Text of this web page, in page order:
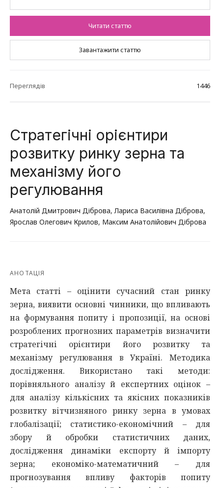
Читати статтю
Завантажити статтю
Переглядів 1446
Стратегічні орієнтири
розвитку ринку зерна та
механізму його
регулювання
Анатолій Дмитрович Діброва,Лариса Василівна Діброва,
Ярослав Олегович Крилов, Максим Анатолійович Діброва
АНОТАЦІЯ
Мета статті – оцінити сучасний стан ринку
зерна, виявити основні чинники, що впливають
на формування попиту і пропозиції, на основі
розроблених прогнозних параметрів визначити
стратегічні орієнтири його розвитку та
механізму регулювання в Україні. Методика
дослідження. Використано такі методи:
порівняльного аналізу й експертних оцінок –
для аналізу кількісних та якісних показників
розвитку вітчизняного ринку зерна в умовах
глобалізації; статистико-економічний – для
збору й обробки статистичних даних,
дослідження динаміки експорту й імпорту
зерна; економіко-математичний – для
прогнозування впливу факторів попиту